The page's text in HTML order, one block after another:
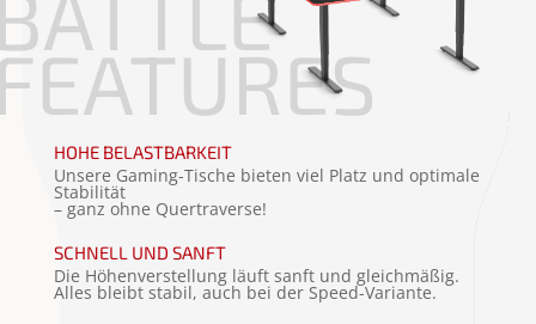
HOHE BELASTBARKEIT
Unsere Gaming-Tische bieten viel Platz und optimale
Stabilität
– ganz ohne Quertraverse!
SCHNELL UND SANFT
Die Höhenverstellung läuft sanft und gleichmäßig.
Alles bleibt stabil, auch bei der Speed-Variante.